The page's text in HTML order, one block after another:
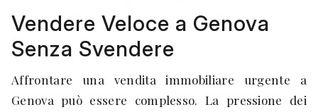
Vendere Veloce a Genova
Senza Svendere
Affrontare una vendita immobiliare urgente a
Genova può essere complesso. La pressione dei